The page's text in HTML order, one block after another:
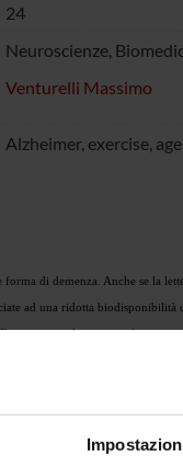
24
Neuroscienze,
Venturelli Massimo
Alzheimer, exercise,
di demenza. Anche se la
ad una ridotta
soprattutto legati a
malattia di Alzheimer (AD) è la
che disfunzioni mitocondriali e
dell’esercizio fisico nei
nitrati migliori le capacità